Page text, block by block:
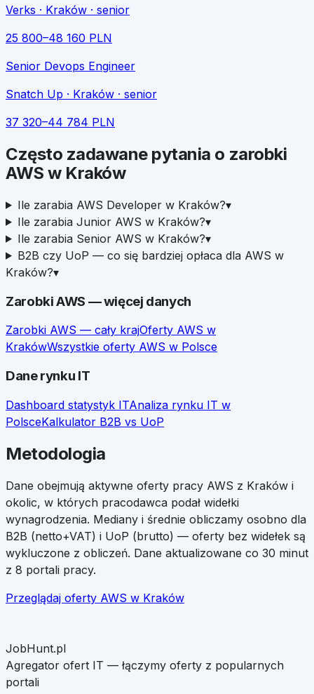
Verks · Kraków · senior
25 800–48 160 PLN
Senior Devops Engineer
Snatch Up · Kraków · senior
37 320–44 784 PLN
Często zadawane pytania o zarobki
AWS w Kraków
Ile zarabia AWS Developer w Kraków?▾
Ile zarabia Junior AWS w Kraków?▾
Ile zarabia Senior AWS w Kraków?▾
B2B czy UoP — co się bardziej opłaca dla AWS w
Kraków?▾
ZarobkiAWS — więcej danych
Zarobki AWS — cały krajOferty AWS w
KrakówWszystkie oferty AWS w Polsce
Dane rynku IT
Dashboard statystyk ITAnaliza rynku IT w
PolsceKalkulator B2B vs UoP
Metodologia
Dane obejmują aktywne oferty pracy AWS z Kraków i
okolic, w których pracodawca podał widełki
wynagrodzenia. Mediany i średnie obliczamy osobno dla
B2B (netto+VAT) i UoP (brutto) — oferty bez widełek są
wykluczone z obliczeń. Dane aktualizowane co 30 minut
z 8 portali pracy.
Przeglądaj oferty AWS w Kraków
JobHunt.pl
Agregator ofert IT — łączymy oferty z popularnych
portali